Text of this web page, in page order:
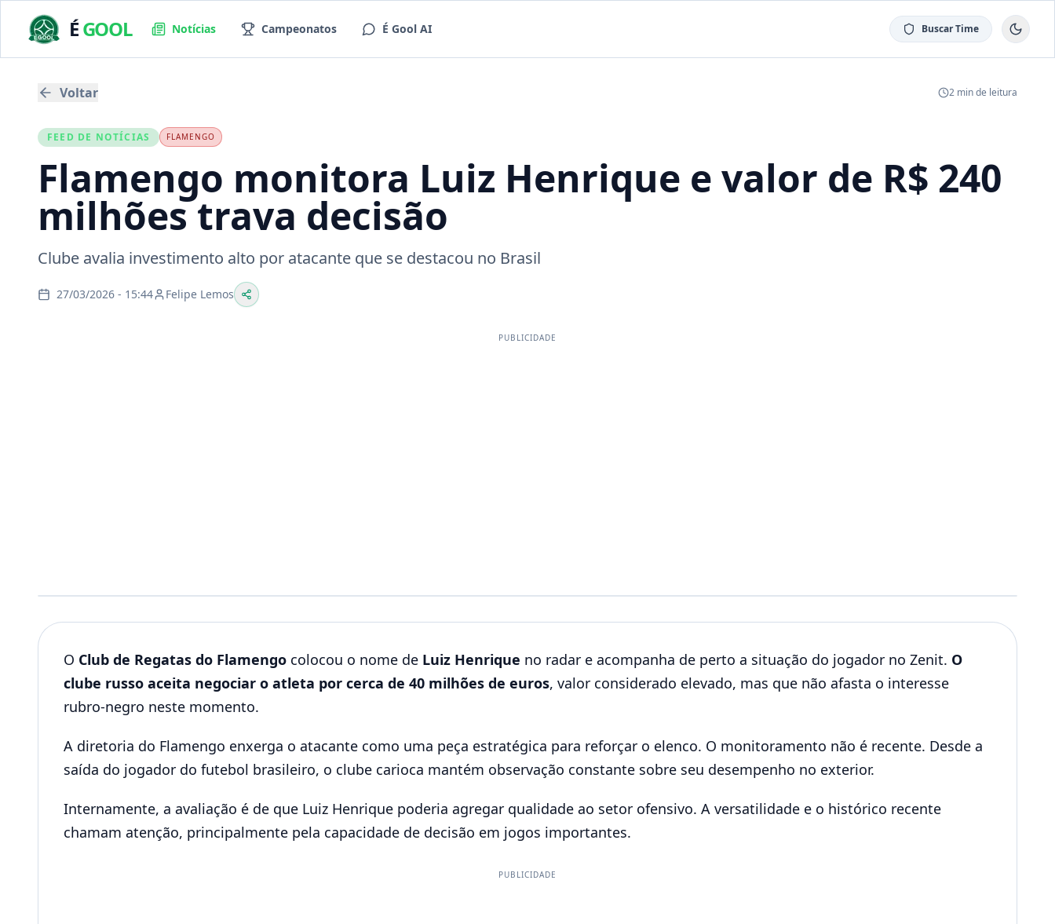
ÉGOOL Notícias Campeonatos É Gool AI Buscar Time
Voltar 2 min de leitura
FEED DE NOTÍCIAS FLAMENGO
Flamengo monitora Luiz Henrique e valor de R$ 240
milhões trava decisão
Clube avalia investimento alto por atacante que se destacou no Brasil
27/03/2026 - 15:44 Felipe Lemos
PUBLICIDADE
O Club de Regatas do Flamengo colocou o nome de Luiz Henrique no radar e acompanha de perto a situação do jogador no Zenit. O
clube russo aceita negociar o atleta por cerca de 40 milhões de euros, valor considerado elevado, mas que não afasta o interesse
rubro-negro neste momento.
A diretoria do Flamengo enxerga o atacante como uma peça estratégica para reforçar o elenco. O monitoramento não é recente. Desde a
saída do jogador do futebol brasileiro, o clube carioca mantém observação constante sobre seu desempenho no exterior.
Internamente, a avaliação é de que Luiz Henrique poderia agregar qualidade ao setor ofensivo. A versatilidade e o histórico recente
chamam atenção, principalmente pela capacidade de decisão em jogos importantes.
PUBLICIDADE